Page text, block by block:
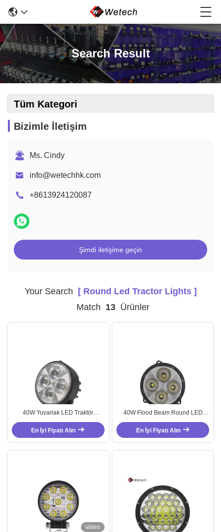
Search Result
Tüm Kategori
Bizimle İletişim
Ms. Cindy
info@wetechhk.com
+8613924120087
Şimdi iletişime geçin
Your Search [ Round Led Tractor Lights ]
Match 13 Ürünler
40W Yuvarlak LED Traktör
Fenerleri IP67 LED Traktör Farı
Yüksek parlaklık
En İyi Fiyatı Alın
40W Flood Beam Round LED
Work Light Agricultural Tractor
Headlight
En İyi Fiyatı Alın
video